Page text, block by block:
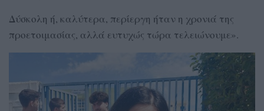
Δύσκολη ή, καλύτερα, περίεργη ήταν η χρονιά της
προετοιμασίας, αλλά ευτυχώς τώρα τελειώνουμε».